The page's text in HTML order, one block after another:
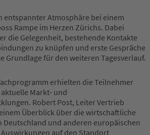
entspannter Atmosphäre bei einem
Rampe im Herzen Zürichs. Dabei
die Gelegenheit, bestehende Kontakte
zu knüpfen und erste Gespräche
Grundlage für den weiteren Tagesverlauf.
erhielten die Teilnehmer
Markt- und
Robert Post, Leiter Vertrieb
Überblick über die wirtschaftliche
Deutschland und anderen europäischen
auf den Standort